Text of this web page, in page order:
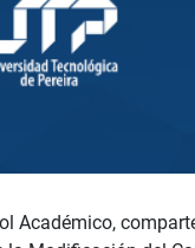
Académico,